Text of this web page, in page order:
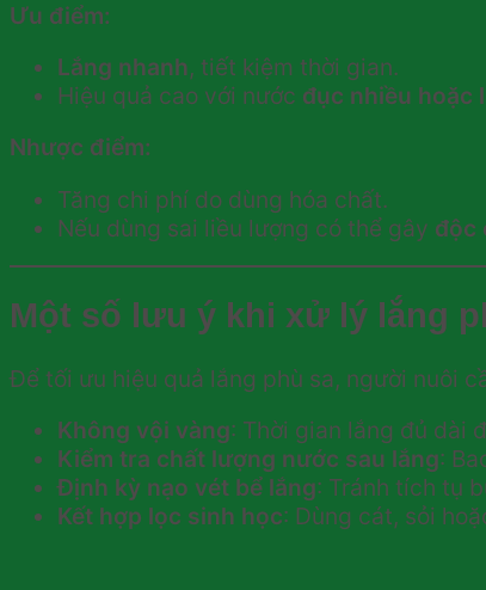
Ưu điểm:
Lắng nhanh, tiết kiệm thời gian.
Hiệu quả cao với nước đục nhiều hoặc
Nhược điểm:
Tăng chi phí do dùng hóa chất.
Nếu dùng sai liều lượng có thể gây độc
Một số lưu ý khi xử lý lắng
Để tối ưu hiệu quả lắng phù sa, người nuôi
Không vội vàng: Thời gian lắng đủ dài
Kiểm tra chất lượng nước sau lắng:
Định kỳ nạo vét bể lắng: Tránh tích tụ
Kết hợp lọc sinh học: Dùng cát, sỏi